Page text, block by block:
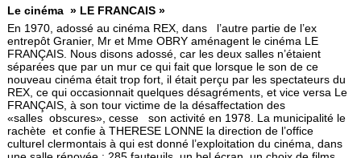
Le cinéma » LE FRANCAIS »
En 1970, adossé au cinéma REX, dans l’autre partie de l’ex
entrepôt Granier, Mr et Mme OBRY aménagent le cinéma LE
FRANÇAIS. Nous disons adossé, car les deux salles n’étaient
séparées que par un mur ce qui fait que lorsque le son de ce
nouveau cinéma était trop fort, il était perçu par les spectateurs du
REX, ce qui occasionnait quelques désagréments, et vice versa Le
FRANÇAIS, à son tour victime de la désaffectation des
«salles obscures», cesse son activité en 1978. La municipalité le
rachète et confie à THERESE LONNE la direction de l’office
culturel clermontais à qui est donné l’exploitation du cinéma, dans